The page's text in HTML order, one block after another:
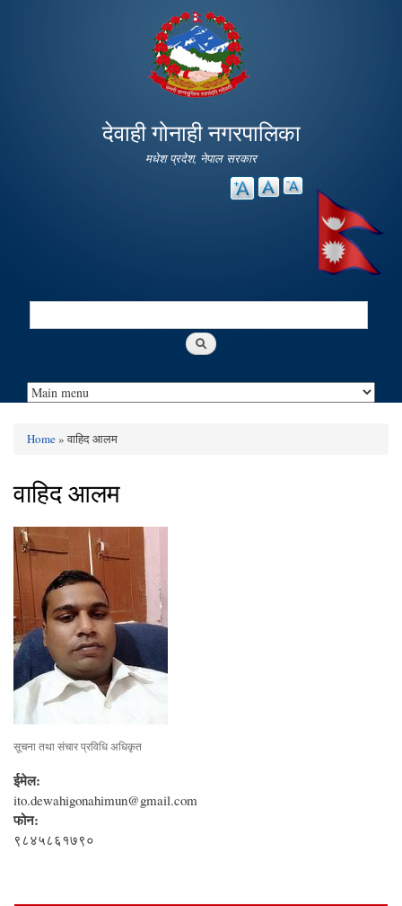
main
content
देवाही गोनाही नगरपालिका
मधेश प्रदेश, नेपाल सरकार
Search
Home» वाहिद आलम
वाहिद आलम
सूचना तथा संचार प्रविधि अधिकृत
ईमेल:
ito.dewahigonahimun@gmail.com
फोन:
९८४५८६१७९०